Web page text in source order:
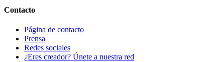
Contacto
Página de contacto
Prensa
Redes sociales
¿Eres creador? Únete a nuestra red